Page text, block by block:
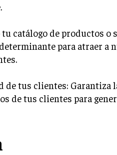
catálogo de productos o
para atraer a
de tus clientes: Garantiza
de tus clientes para